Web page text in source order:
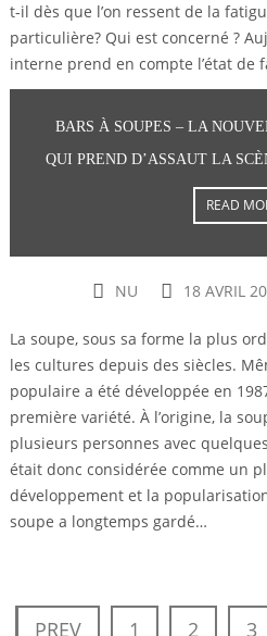
t-il dès que l’on ressent de la
particulière? Qui est concerné ?
interne prend en compte l’état de
BARS À SOUPES – LA
QUI PREND D’ASSAUT LA
READ
NU 18 AVRIL
La soupe, sous sa forme la plus
les cultures depuis des siècles.
populaire a été développée en
première variété. À l’origine, la
plusieurs personnes avec
était donc considérée comme un
développement et la
soupe a longtemps gardé…
PREV 1 2 3